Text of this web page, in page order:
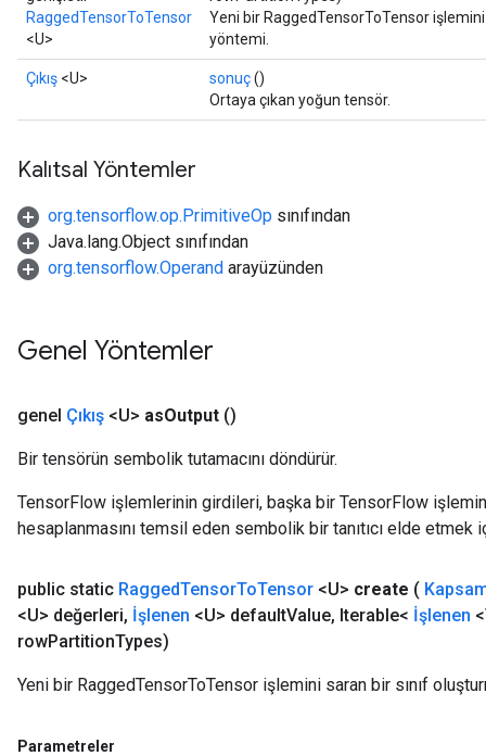
RaggedTensorToTensor
<U>
Yeni bir RaggedTensorToTensor
yöntemi.
Çıkış <U> sonuç()
Ortaya çıkan yoğun tensör.
Kalıtsal Yöntemler
org.tensorflow.op.PrimitiveOp sınıfından
Java.lang.Object sınıfından
org.tensorflow.Operand arayüzünden
Genel Yöntemler
genel Çıkış <U> asOutput ()
Bir tensörün sembolik tutamacını döndürür.
TensorFlow işlemlerinin girdileri, başka bir TensorFlow
hesaplanmasını temsil eden sembolik bir tanıtıcı elde etmek
public static RaggedTensorToTensor <U> create (
<U> değerleri, İşlenen <U> defaultValue, Iterable< İşlenen
rowPartitionTypes)
Yeni bir RaggedTensorToTensor işlemini saran bir sınıf
Parametreler